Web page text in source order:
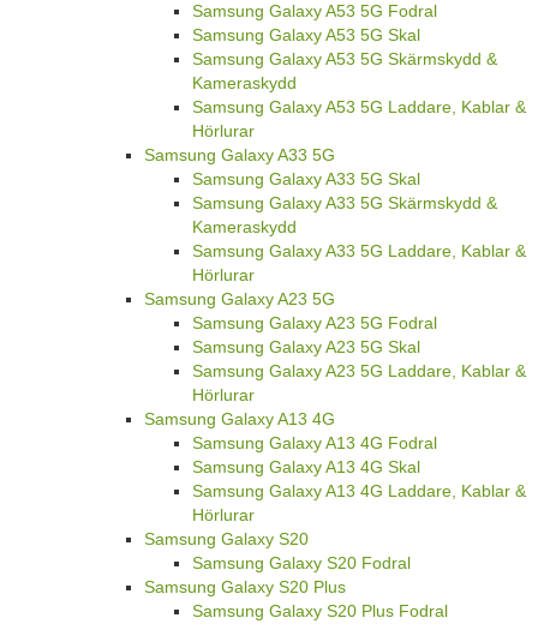
Samsung Galaxy A53 5G Fodral
Samsung Galaxy A53 5G Skal
Samsung Galaxy A53 5G Skärmskydd &
Kameraskydd
Samsung Galaxy A53 5G Laddare, Kablar &
Hörlurar
Samsung Galaxy A33 5G
Samsung Galaxy A33 5G Skal
Samsung Galaxy A33 5G Skärmskydd &
Kameraskydd
Samsung Galaxy A33 5G Laddare, Kablar &
Hörlurar
Samsung Galaxy A23 5G
Samsung Galaxy A23 5G Fodral
Samsung Galaxy A23 5G Skal
Samsung Galaxy A23 5G Laddare, Kablar &
Hörlurar
Samsung Galaxy A13 4G
Samsung Galaxy A13 4G Fodral
Samsung Galaxy A13 4G Skal
Samsung Galaxy A13 4G Laddare, Kablar &
Hörlurar
Samsung Galaxy S20
Samsung Galaxy S20 Fodral
Samsung Galaxy S20 Plus
Samsung Galaxy S20 Plus Fodral